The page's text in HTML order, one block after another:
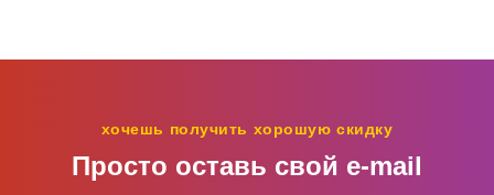
хочешь получить хорошую скидку
Просто оставь свой e‑mail